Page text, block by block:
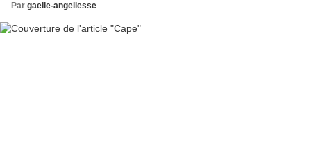
Par gaelle-angellesse